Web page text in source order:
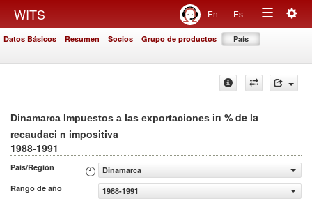
WITS En Es
Toggle
Datos Básicos Resumen Socios Grupo de productos País
Dinamarca Impuestos a las exportaciones in % de la
recaudaci n impositiva
1988-1991
País/Región
Dinamarca
Rango de año
1988-1991